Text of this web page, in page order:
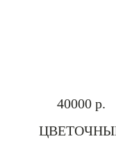
40000 р.